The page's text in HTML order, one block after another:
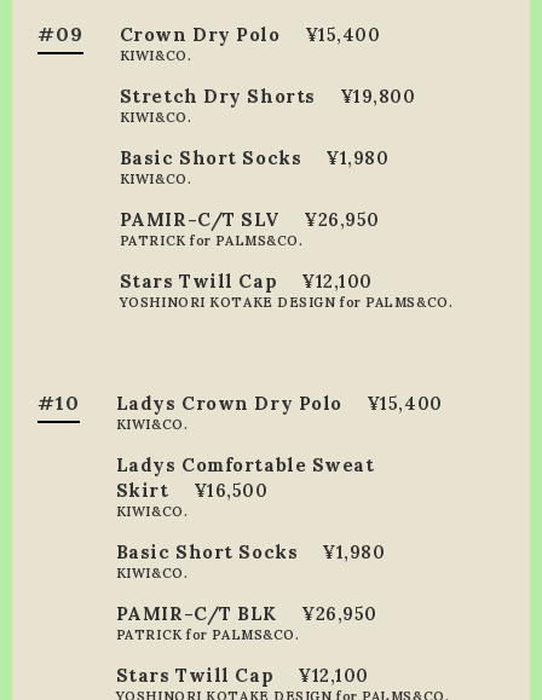
#09 Crown Dry Polo ¥15,400
KIWI&CO.
Stretch Dry Shorts ¥19,800
KIWI&CO.
Basic Short Socks ¥1,980
KIWI&CO.
PAMIR-C/T SLV ¥26,950
PATRICK for PALMS&CO.
Stars Twill Cap ¥12,100
YOSHINORI KOTAKE DESIGN for PALMS&CO.
#10 Ladys Crown Dry Polo ¥15,400
KIWI&CO.
Ladys Comfortable Sweat
Skirt
¥16,500
KIWI&CO.
Basic Short Socks ¥1,980
KIWI&CO.
PAMIR-C/T BLK ¥26,950
PATRICK for PALMS&CO.
Stars Twill Cap ¥12,100
YOSHINORI KOTAKE DESIGN for PALMS&CO.